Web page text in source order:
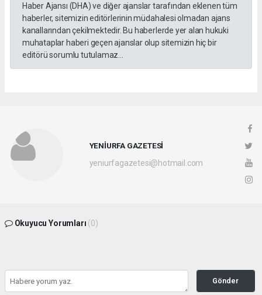
Haber Ajansı (DHA) ve diğer ajanslar tarafından eklenen tüm
haberler, sitemizin editörlerinin müdahalesi olmadan ajans
kanallarından çekilmektedir. Bu haberlerde yer alan hukuki
muhataplar haberi geçen ajanslar olup sitemizin hiç bir
editörü sorumlu tutulamaz...
YENİURFA GAZETESİ
yeniurfagazetesi@hotmail.com
Okuyucu Yorumları (0)
Gönder